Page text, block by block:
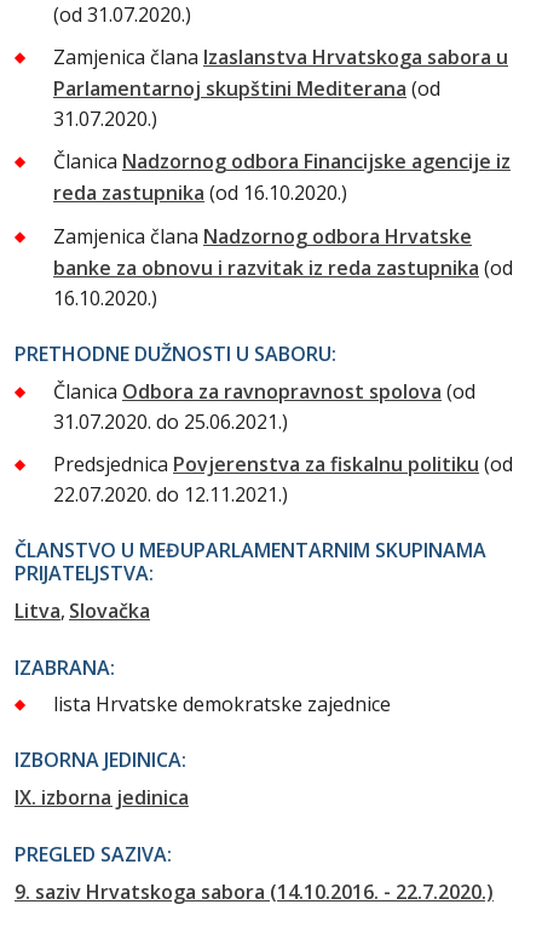
(od 31.07.2020.)
Zamjenica člana Izaslanstva Hrvatskoga sabora u
Parlamentarnoj skupštini Mediterana (od
31.07.2020.)
Članica Nadzornog odbora Financijske agencije iz
reda zastupnika (od 16.10.2020.)
Zamjenica člana Nadzornog odbora Hrvatske
banke za obnovu i razvitak iz reda zastupnika (od
16.10.2020.)
PRETHODNE DUŽNOSTI U SABORU:
Članica Odbora za ravnopravnost spolova (od
31.07.2020. do 25.06.2021.)
Predsjednica Povjerenstva za fiskalnu politiku (od
22.07.2020. do 12.11.2021.)
ČLANSTVO U MEĐUPARLAMENTARNIM SKUPINAMA
PRIJATELJSTVA:
Litva Slovačka
IZABRANA:
lista Hrvatske demokratske zajednice
IZBORNA JEDINICA:
IX. izborna jedinica
PREGLED SAZIVA:
9. saziv Hrvatskoga sabora (14.10.2016. - 22.7.2020.)